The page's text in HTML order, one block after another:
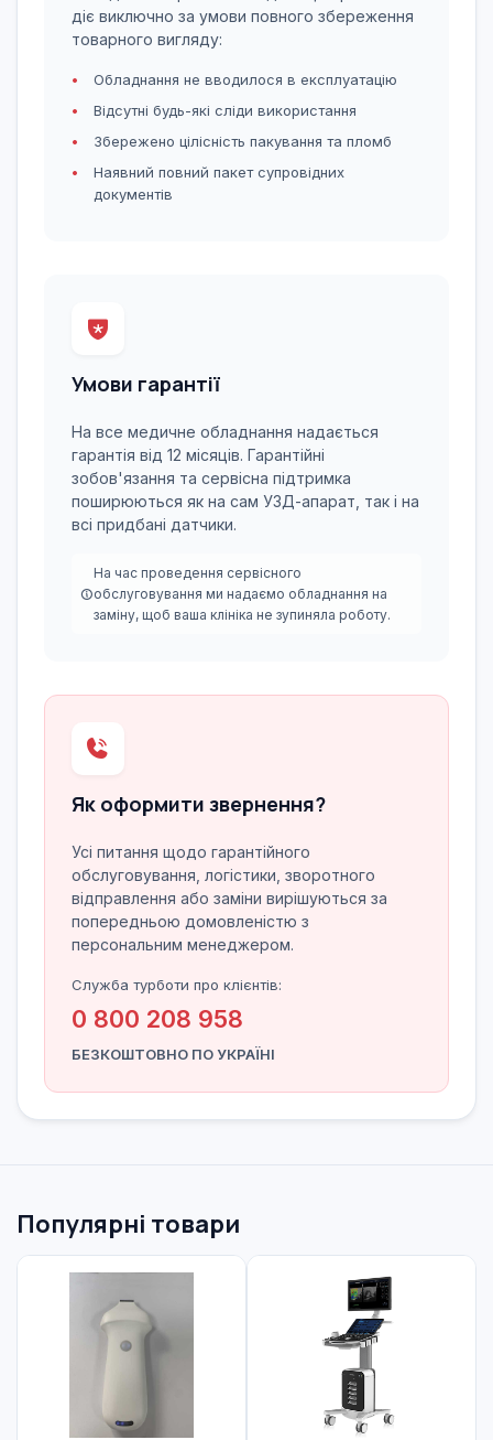
діє виключно за умови повного збереження
товарного вигляду:
Обладнання не вводилося в експлуатацію
Відсутні будь-які сліди використання
Збережено цілісність пакування та пломб
Наявний повний пакет супровідних
документів
Умови гарантії
На все медичне обладнання надається
гарантія від 12 місяців. Гарантійні
зобов'язання та сервісна підтримка
поширюються як на сам УЗД-апарат, так і на
всі придбані датчики.
На час проведення сервісного
обслуговування ми надаємо обладнання на
заміну, щоб ваша клініка не зупиняла роботу.
Як оформити звернення?
Усі питання щодо гарантійного
обслуговування, логістики, зворотного
відправлення або заміни вирішуються за
попередньою домовленістю з
персональним менеджером.
Служба турботи про клієнтів:
0 800 208 958
БЕЗКОШТОВНО ПО УКРАЇНІ
Популярні товари